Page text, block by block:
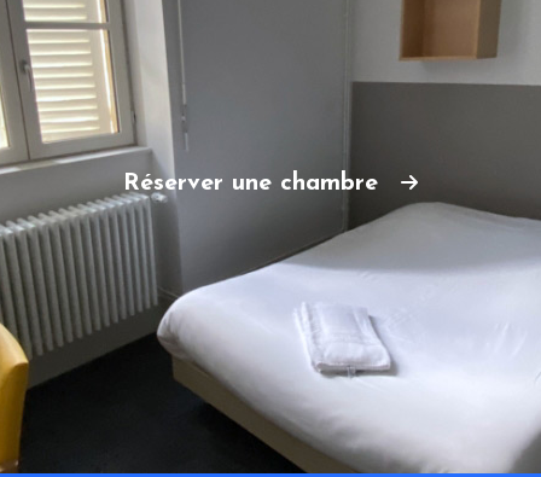
Réserver une chambre